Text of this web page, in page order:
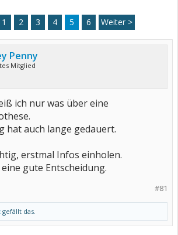
1 2 3 4 5 6 Weiter >
Penny
Mitglied
ich nur was über eine
hat auch lange gedauert.
erstmal Infos einholen.
gute Entscheidung.
#81
gefällt das.